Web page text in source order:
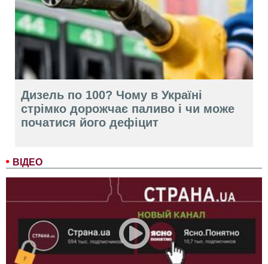
ВІДЕО
Дизель по 100? Чому в Україні
стрімко дорожчає паливо і чи може
початися його дефіцит